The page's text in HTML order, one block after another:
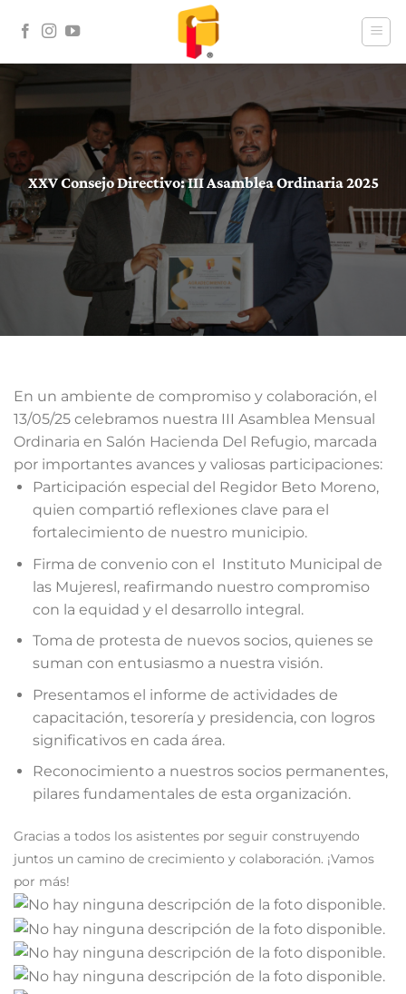
XXV Consejo Directivo: III Asamblea Ordinaria 2025
En un ambiente de compromiso y colaboración, el
13/05/25 celebramos nuestra III Asamblea Mensual
Ordinaria en Salón Hacienda Del Refugio, marcada
por importantes avances y valiosas participaciones:
Participación especial del Regidor Beto Moreno,
quien compartió reflexiones clave para el
fortalecimiento de nuestro municipio.
Firma de convenio con el Instituto Municipal de
las Mujeresl, reafirmando nuestro compromiso
con la equidad y el desarrollo integral.
Toma de protesta de nuevos socios, quienes se
suman con entusiasmo a nuestra visión.
Presentamos el informe de actividades de
capacitación, tesorería y presidencia, con logros
significativos en cada área.
Reconocimiento a nuestros socios permanentes,
pilares fundamentales de esta organización.
Gracias a todos los asistentes por seguir construyendo
juntos un camino de crecimiento y colaboración. ¡Vamos
por más!